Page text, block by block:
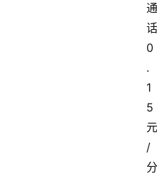
通
话
0
.
1
5
元
/
分